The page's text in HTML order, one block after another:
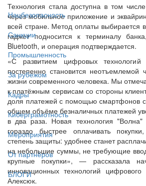
Нацбезопасность
Санкции
Промышленность
За рубежом
Кадры
Киберграмотность
Мероприятия
От партнёров
БЛОГИ
Технология стала доступна в том
через мобильное приложение и
всей стране. Метод оплаты выбирается
гаджет подносится к терминалу
Bluetooth, и операция подтверждается.
«С развитием цифровых
постепенно становится неотъемлемой
жизни современного человека. Мы
к платёжным сервисам со стороны
доля платежей с помощью смартфонов
общем объёме безналичных платежей
в два раза. Новая технология "Волна"
гораздо быстрее оплачивать
степень защиты: удобнее станет
на небольшие суммы, не требующие
крупные покупки», — рассказала
инновационных технологий
Алексюк.